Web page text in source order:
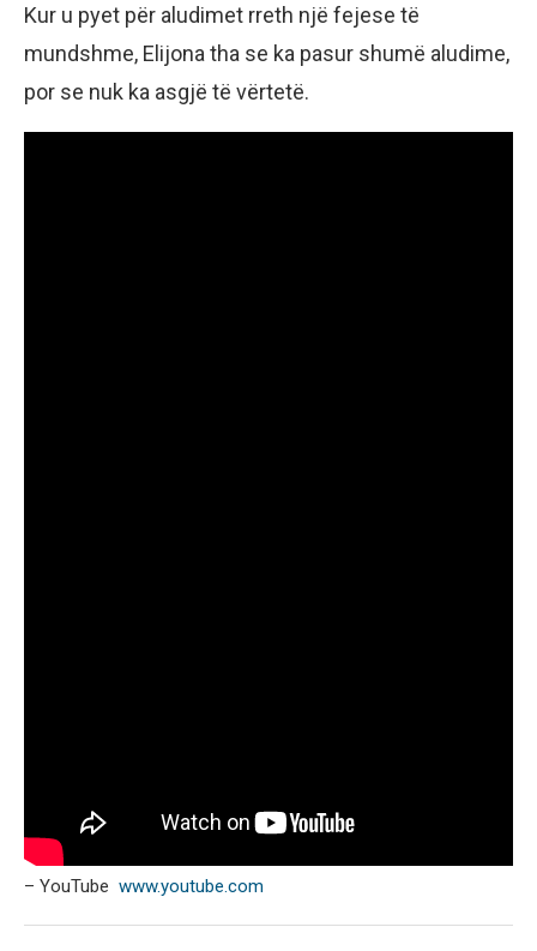
Kur u pyet për aludimet rreth një fejese të
mundshme, Elijona tha se ka pasur shumë aludime,
por se nuk ka asgjë të vërtetë.
– YouTube www.youtube.com